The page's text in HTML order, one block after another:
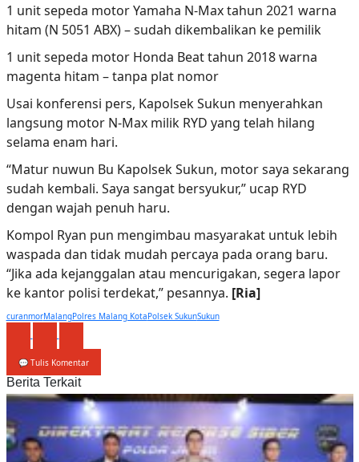
1 unit sepeda motor Yamaha N-Max tahun 2021 warna
hitam (N 5051 ABX) – sudah dikembalikan ke pemilik
1 unit sepeda motor Honda Beat tahun 2018 warna
magenta hitam – tanpa plat nomor
Usai konferensi pers, Kapolsek Sukun menyerahkan
langsung motor N-Max milik RYD yang telah hilang
selama enam hari.
“Matur nuwun Bu Kapolsek Sukun, motor saya sekarang
sudah kembali. Saya sangat bersyukur,” ucap RYD
dengan wajah penuh haru.
Kompol Ryan pun mengimbau masyarakat untuk lebih
waspada dan tidak mudah percaya pada orang baru.
“Jika ada kejanggalan atau mencurigakan, segera lapor
ke kantor polisi terdekat,” pesannya. [Ria]
curanmorMalangPolres Malang KotaPolsek SukunSukun
💬 Tulis Komentar
Berita Terkait